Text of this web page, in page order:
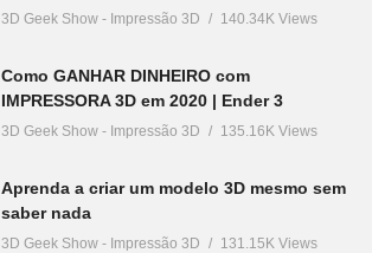
3D Geek Show - Impressão 3D 140.34K Views
Como GANHAR DINHEIRO com
IMPRESSORA 3D em 2020 | Ender 3
3D Geek Show - Impressão 3D 135.16K Views
Aprenda a criar um modelo 3D mesmo sem
saber nada
3D Geek Show - Impressão 3D 131.15K Views